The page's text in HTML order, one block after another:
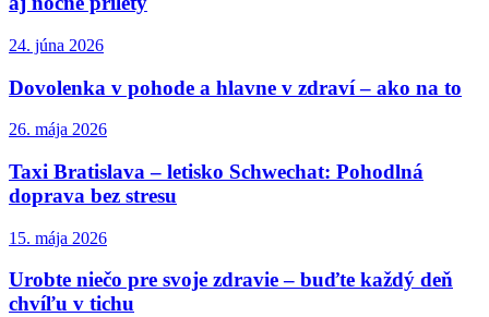
24. júna 2026
Dovolenka v pohode a hlavne v zdraví – ako na to
26. mája 2026
Taxi Bratislava – letisko Schwechat: Pohodlná
doprava bez stresu
15. mája 2026
Urobte niečo pre svoje zdravie – buďte každý deň
chvíľu v tichu